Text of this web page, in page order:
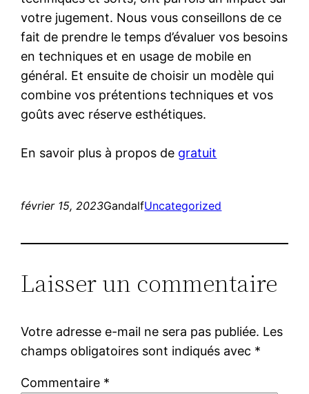
votre jugement. Nous vous conseillons de ce
fait de prendre le temps d’évaluer vos besoins
en techniques et en usage de mobile en
général. Et ensuite de choisir un modèle qui
combine vos prétentions techniques et vos
goûts avec réserve esthétiques.
En savoir plus à propos de gratuit
février 15, 2023GandalfUncategorized
Laisser un commentaire
Votre adresse e-mail ne sera pas publiée. Les
champs obligatoires sont indiqués avec *
Commentaire *